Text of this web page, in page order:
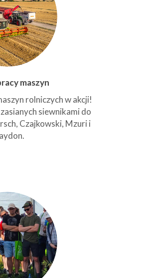
maszyn
rolniczych w akcji!
siewnikami do
Czajkowski, Mzuri i